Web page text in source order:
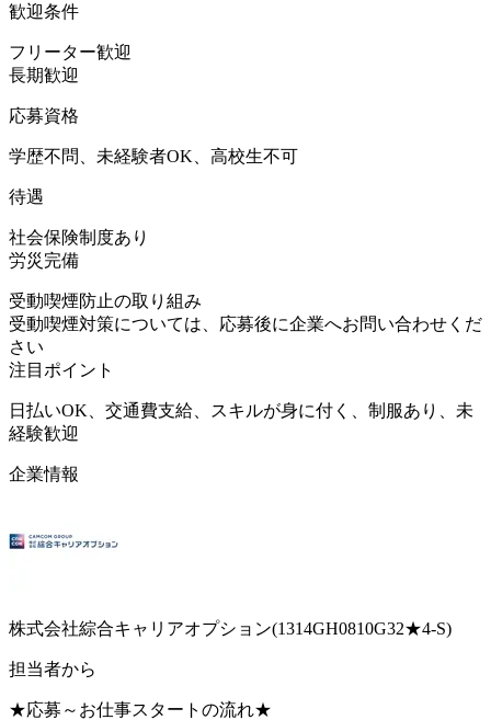
歓迎条件
フリーター歓迎
長期歓迎
応募資格
学歴不問、未経験者OK、高校生不可
待遇
社会保険制度あり
労災完備
受動喫煙防止の取り組み
受動喫煙対策については、応募後に企業へお問い合わせくだ
さい
注目ポイント
日払いOK、交通費支給、スキルが身に付く、制服あり、未
経験歓迎
企業情報
株式会社綜合キャリアオプション(1314GH0810G32★4-S)
担当者から
★応募～お仕事スタートの流れ★